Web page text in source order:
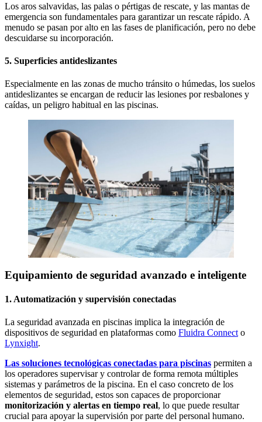
Los aros salvavidas, las palas o pértigas de rescate, y las mantas de
emergencia son fundamentales para garantizar un rescate rápido. A
menudo se pasan por alto en las fases de planificación, pero no debe
descuidarse su incorporación.
5. Superficies antideslizantes
Especialmente en las zonas de mucho tránsito o húmedas, los suelos
antideslizantes se encargan de reducir las lesiones por resbalones y
caídas, un peligro habitual en las piscinas.
Equipamiento de seguridad avanzado e inteligente
1. Automatización y supervisión conectadas
La seguridad avanzada en piscinas implica la integración de
dispositivos de seguridad en plataformas como Fluidra Connect o
Lynxight.
Las soluciones tecnológicas conectadas para piscinas permiten a
los operadores supervisar y controlar de forma remota múltiples
sistemas y parámetros de la piscina. En el caso concreto de los
elementos de seguridad, estos son capaces de proporcionar
monitorización y alertas en tiempo real, lo que puede resultar
crucial para apoyar la supervisión por parte del personal humano.